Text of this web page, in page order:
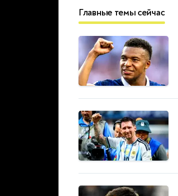
Главные темы сейчас